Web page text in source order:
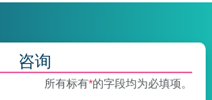
咨询
所有标有*的字段均为必填项。